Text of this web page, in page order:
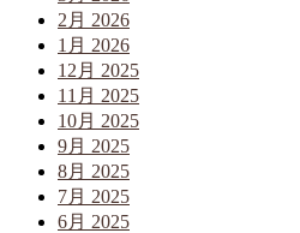
2月 2026
1月 2026
12月 2025
11月 2025
10月 2025
9月 2025
8月 2025
7月 2025
6月 2025